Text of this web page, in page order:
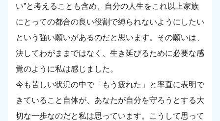
い”と考えることも含め、自分の人生をこれ以上家族
にとっての都合の良い役割で縛られないようにしたい
という強い願いがあるのだと思います。その願いは、
決してわがままではなく、生き延びるために必要な感
覚のように私は感じました。
今も苦しい状況の中で「もう疲れた」と率直に表明で
きていること自体が、あなたが自分を守ろうとする大
切な一歩なのだと私は思っています。こうして思って